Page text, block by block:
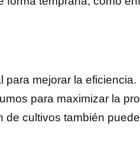
mejorar la eficiencia.
para maximizar la
cultivos también